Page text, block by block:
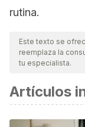
rutina.
Este texto se
reemplaza la
tu especialista.
Artículos